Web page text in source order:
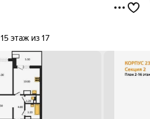
15 этаж из 17